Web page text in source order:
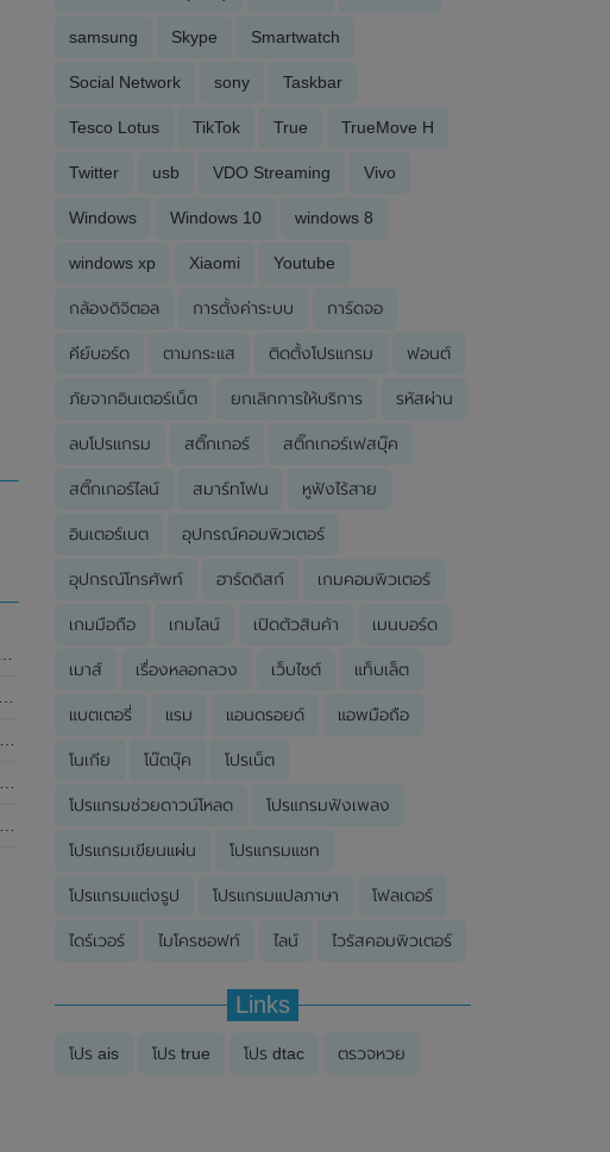
samsung Skype Smartwatch
Social Network sony Taskbar
Tesco Lotus TikTok True TrueMove H
Twitter usb VDO Streaming Vivo
Windows Windows 10 windows 8
windows xp Xiaomi Youtube
กล้องดิจิตอล การตั้งค่าระบบ การ์ดจอ
คีย์บอร์ด ตามกระแส ติดตั้งโปรแกรม ฟอนต์
ภัยจากอินเตอร์เน็ต ยกเลิกการให้บริการ รหัสผ่าน
ลบโปรแกรม สติ๊กเกอร์ สติ๊กเกอร์เฟสบุ๊ค
สติ๊กเกอร์ไลน์ สมาร์ทโฟน หูฟังไร้สาย
อินเตอร์เนต อุปกรณ์คอมพิวเตอร์
อุปกรณ์โทรศัพท์ ฮาร์ดดิสก์ เกมคอมพิวเตอร์
เกมมือถือ เกมไลน์ เปิดตัวสินค้า เมนบอร์ด
เมาส์ เรื่องหลอกลวง เว็บไซต์ แท็บเล็ต
แบตเตอรี่ แรม แอนดรอยด์ แอพมือถือ
โนเกีย โน๊ตบุ๊ค โปรเน็ต
โปรแกรมช่วยดาวน์โหลด โปรแกรมฟังเพลง
โปรแกรมเขียนแผ่น โปรแกรมแชท
โปรแกรมแต่งรูป โปรแกรมแปลภาษา โฟลเดอร์
ไดร์เวอร์ ไมโครซอฟท์ ไลน์ ไวรัสคอมพิวเตอร์
Links
โปร ais โปร true โปร dtac ตรวจหวย